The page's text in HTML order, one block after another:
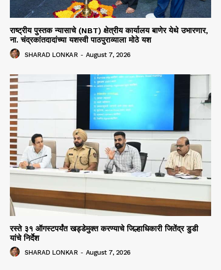
राष्ट्रीय पुस्तक न्यासाचे (NBT) क्षेत्रीय कार्यालय बाणेर येथे उभारणार,
ना. चंद्रकांतदादांच्या यशस्वी पाठपुराव्याला मोठे यश
SHARAD LONKAR - August 7, 2026
रस्ते ३१ ऑगस्टपर्यंत खड्डेमुक्त करण्याचे जिल्हाधिकारी जितेंद्र डुडी
यांचे निर्देश
SHARAD LONKAR - August 7, 2026